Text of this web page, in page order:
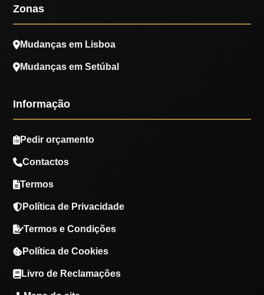
Zonas
Mudanças em Lisboa
Mudanças em Setúbal
Informação
Pedir orçamento
Contactos
Termos
Política de Privacidade
Termos e Condições
Política de Cookies
Livro de Reclamações